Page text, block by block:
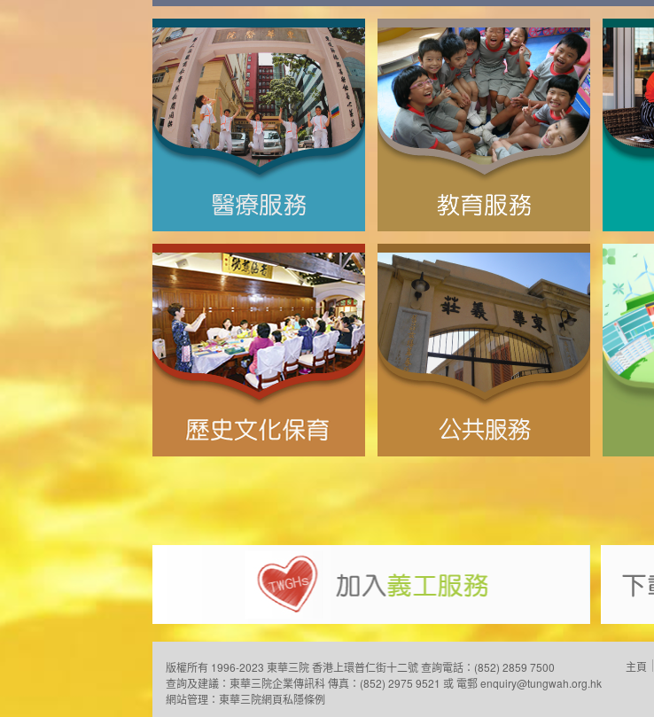
版權所有 1996-2023 東華三院香港上環普仁街十二號查詢電話：(852) 2859 7500
查詢及建議： 東華三院企業傳訊科傳真：(852) 2975 9521 或 電郵enquiry@tungwah.org.hk
網站管理： 東華三院網頁私隱條例
主頁